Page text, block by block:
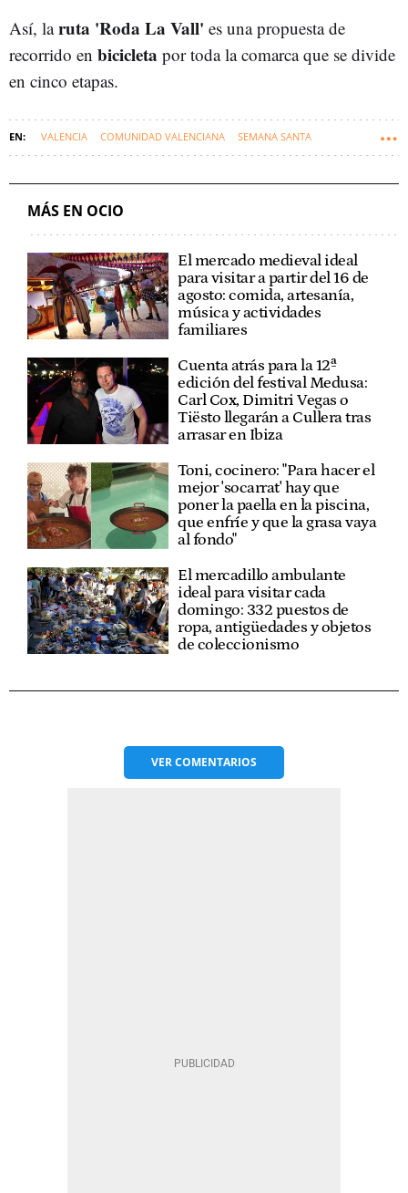
Así, laruta 'Roda La Vall' es una propuesta de
recorrido en bicicleta por toda la comarca que se divide
en cinco etapas.
VALENCIA COMUNIDAD VALENCIANA SEMANA SANTA
MÁS EN OCIO
El mercado medieval ideal
para visitar a partir del 16 de
agosto: comida, artesanía,
música y actividades
familiares
Cuenta atrás para la 12ª
edición del festival Medusa:
Carl Cox, Dimitri Vegas o
Tiësto llegarán a Cullera tras
arrasar en Ibiza
Toni, cocinero: "Para hacer el
mejor 'socarrat' hay que
poner la paella en la piscina,
que enfríe y que la grasa vaya
al fondo"
El mercadillo ambulante
ideal para visitar cada
domingo: 332 puestos de
ropa, antigüedades y objetos
de coleccionismo
VERCOMENTARIOS